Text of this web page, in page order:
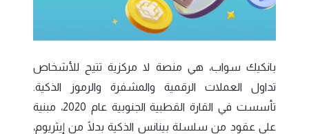
بانكيك سواب، هي منصة لا مركزية تتيح للأشخاص
تداول العملات الرقمية والمشفرة والرموز الذكية.
تأسست في القارة القطبية الجنوبية عام 2020، مبنية
على عقود من سلسلة بينانس الذكية بدلًا من إيثريوم،